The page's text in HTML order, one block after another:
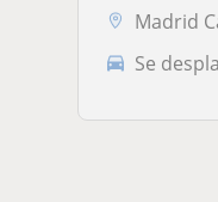
Madrid
Se